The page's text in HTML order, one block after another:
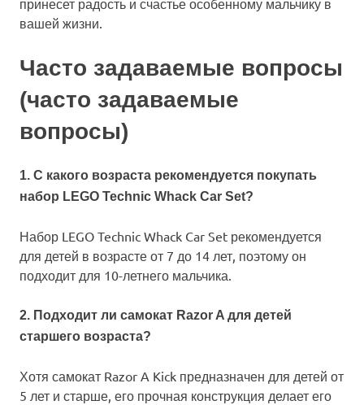
вашей жизни.
Часто задаваемые вопросы
(часто задаваемые
вопросы)
1. С какого возраста рекомендуется покупать
набор LEGO Technic Whack Car Set?
Набор LEGO Technic Whack Car Set рекомендуется
для детей в возрасте от 7 до 14 лет, поэтому он
подходит для 10-летнего мальчика.
2. Подходит ли самокат Razor A для детей
старшего возраста?
Хотя самокат Razor A Kick предназначен для детей от
5 лет и старше, его прочная конструкция делает его